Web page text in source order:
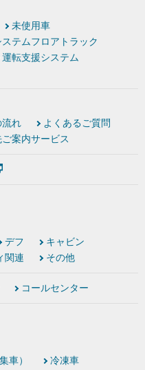
未使用車
ステムフロアトラック
運転支援システム
流れ
よくあるご質問
案内サービス
デフ
キャビン
関連 その他
コールセンター
車）
冷凍車